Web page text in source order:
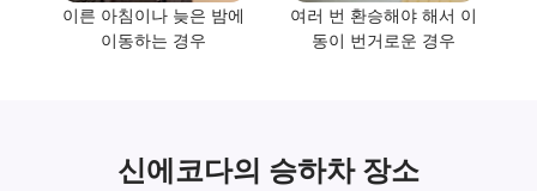
이른 아침이나 늦은 밤에
이동하는 경우
여러 번 환승해야 해서 이
동이 번거로운 경우
신에코다의 승하차 장소